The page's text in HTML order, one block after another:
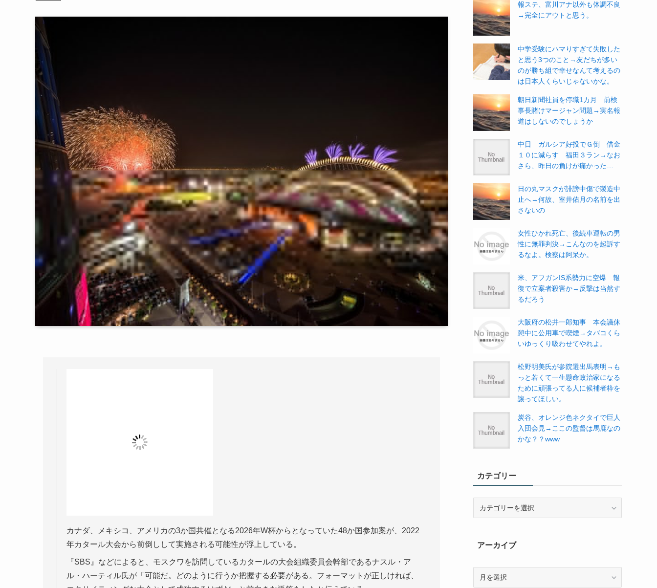
カナダ、メキシコ、アメリカの3か国共催となる2026年W杯からとなっていた48か国参加案が、2022
年カタール大会から前倒しして実施される可能性が浮上している。
『SBS』などによると、モスクワを訪問しているカタールの大会組織委員会幹部であるナスル・ア
ル・ハーティル氏が「可能だ。どのように行うか把握する必要がある。フォーマットが正しければ、
報ステ、富川アナ以外も体調不良
→完全にアウトと思う。
中学受験にハマりすぎて失敗した
と思う3つのこと→友だちが多い
のが勝ち組で幸せなんて考えるの
は日本人くらいじゃないかな。
朝日新聞社員を停職1カ月 前検
事長賭けマージャン問題→実名報
道はしないのでしょうか
中日 ガルシア好投でＧ倒 借金
１０に減らす 福田３ラン→なお
さら、昨日の負けが痛かった…
日の丸マスクが誹謗中傷で製造中
止へ→何故、室井佑月の名前を出
さないの
女性ひかれ死亡、後続車運転の男
性に無罪判決→こんなのを起訴す
るなよ。検察は阿呆か。
米、アフガンIS系勢力に空爆 報
復で立案者殺害か→反撃は当然す
るだろう
大阪府の松井一郎知事 本会議休
憩中に公用車で喫煙→タバコくら
いゆっくり吸わせてやれよ。
松野明美氏が参院選出馬表明→も
っと若くて一生懸命政治家になる
ために頑張ってる人に候補者枠を
譲ってほしい。
炭谷、オレンジ色ネクタイで巨人
入団会見→ここの監督は馬鹿なの
かな？？www
カテゴリー
ーアーカイブ